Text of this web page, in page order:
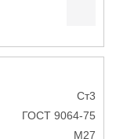
Ст3
ГОСТ 9064-75
М27